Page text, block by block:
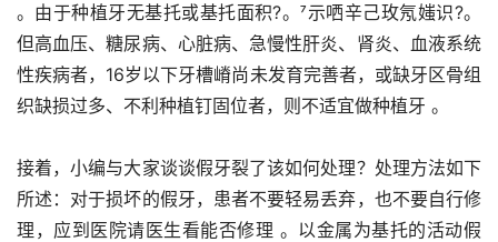
。由于种植牙无基托或基托面积?。示哂辛己玫氖媸识?。
但高血压、糖尿病、心脏病、急慢性肝炎、肾炎、血液系统
性疾病者，16岁以下牙槽嵴尚未发育完善者，或缺牙区骨组
织缺损过多、不利种植钉固位者，则不适宜做种植牙 。
接着，小编与大家谈谈假牙裂了该如何处理？处理方法如下
所述：对于损坏的假牙，患者不要轻易丢弃，也不要自行修
理，应到医院请医生看能否修理 。以金属为基托的活动假